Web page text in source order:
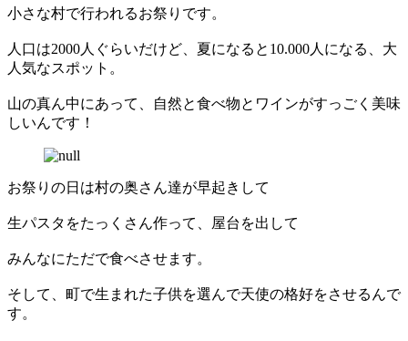
小さな村で行われるお祭りです。
人口は2000人ぐらいだけど、夏になると10.000人になる、大
人気なスポット。
山の真ん中にあって、自然と食べ物とワインがすっごく美味
しいんです！
お祭りの日は村の奥さん達が早起きして
生パスタをたっくさん作って、屋台を出して
みんなにただで食べさせます。
そして、町で生まれた子供を選んで天使の格好をさせるんで
す。